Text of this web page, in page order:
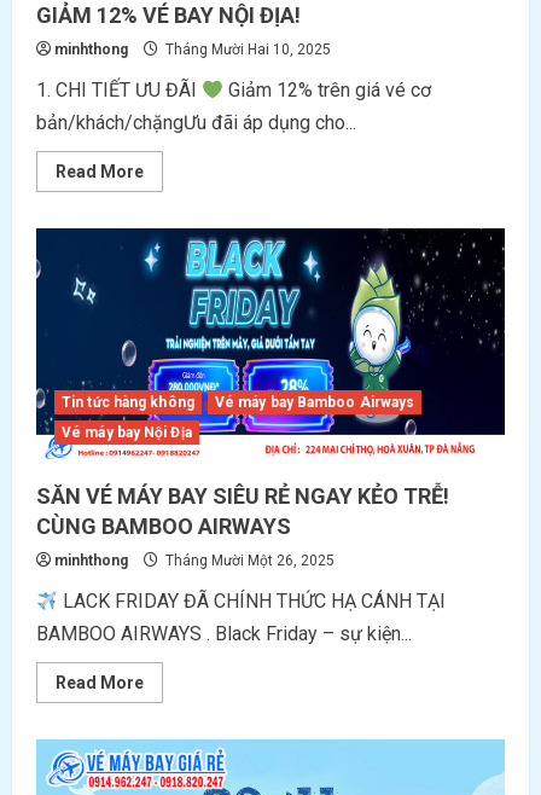
GIẢM 12% VÉ BAY NỘI ĐỊA!
minhthong Tháng Mười Hai 10, 2025
1. CHI TIẾT ƯU ĐÃI
Giảm 12% trên giá vé cơ
bản/khách/chặngƯu đãi áp dụng cho...
Read MoreRead
more
AIRWAYS
–
ƯU
BIỆT
GIẢM
12%
VÉ
BAY
NỘI
ĐỊA!
Tin tức hàng không
Vé máy bay Bamboo Airways
Vé máy bay Nội Địa
SĂN VÉ MÁY BAY SIÊU RẺ NGAY KẺO TRỄ!
CÙNG BAMBOO AIRWAYS
minhthong Tháng Mười Một 26, 2025
LACK FRIDAY ĐÃ CHÍNH THỨC HẠ CÁNH TẠI
BAMBOO AIRWAYS . Black Friday – sự kiện...
Read MoreRead
more
VÉ
MÁY
BAY